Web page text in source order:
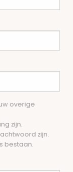
overige
zijn.
zijn.
bestaan.